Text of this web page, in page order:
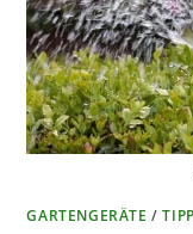
GARTENGERÄTE /